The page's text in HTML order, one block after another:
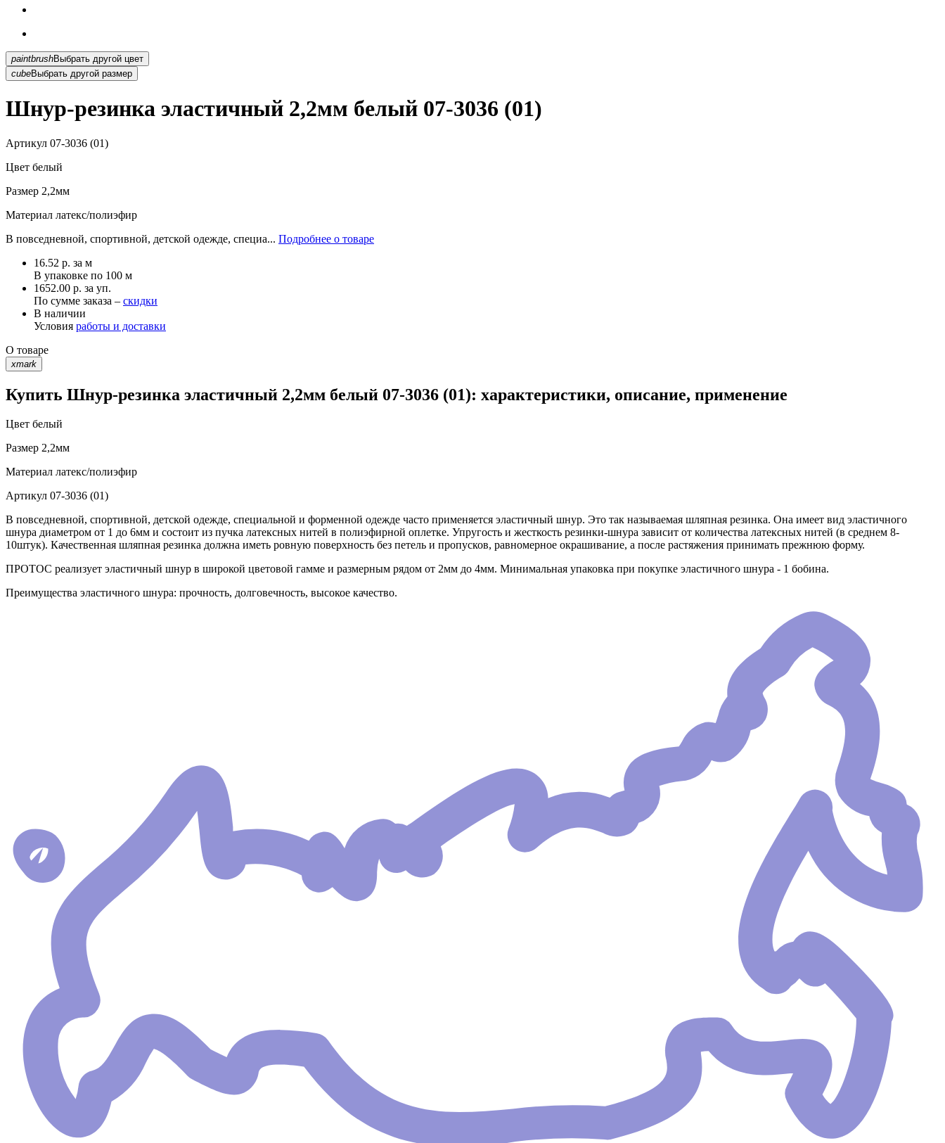
paintbrush
Выбрать другой цвет
cubeВыбрать другой размер
Шнур-резинка эластичный 2,2мм белый 07-3036 (01)
Артикул 07-3036 (01)
Цвет белый
Размер 2,2мм
Материал латекс/полиэфир
В повседневной, спортивной, детской одежде, специа... Подробнее о товаре
16.52 р. за м
В упаковке по 100 м
1652.00 р. за уп.
По сумме заказа – скидки
В наличии
Условия работы и доставки
О товаре
xmark
Купить Шнур-резинка эластичный 2,2мм белый 07-3036 (01): характеристики, описание, применение
Цвет белый
Размер 2,2мм
Материал латекс/полиэфир
Артикул 07-3036 (01)
В повседневной, спортивной, детской одежде, специальной и форменной одежде часто применяется эластичный шнур. Это так называемая шляпная резинка. Она имеет вид эластичного
шнура диаметром от 1 до 6мм и состоит из пучка латексных нитей в полиэфирной оплетке. Упругость и жесткость резинки-шнура зависит от количества латексных нитей (в среднем 8-
10штук). Качественная шляпная резинка должна иметь ровную поверхность без петель и пропусков, равномерное окрашивание, а после растяжения принимать прежнюю форму.
ПРОТОС реализует эластичный шнур в широкой цветовой гамме и размерным рядом от 2мм до 4мм. Минимальная упаковка при покупке эластичного шнура - 1 бобина.
Преимущества эластичного шнура: прочность, долговечность, высокое качество.